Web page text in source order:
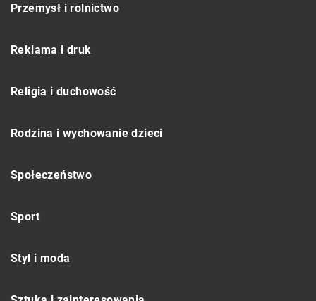
Przemysł i rolnictwo
Reklama i druk
Religia i duchowość
Rodzina i wychowanie dzieci
Społeczeństwo
Sport
Styl i moda